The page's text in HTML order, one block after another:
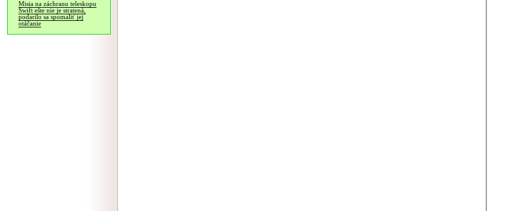
Misia na záchranu teleskopu
Swift ešte nie je stratená,
podarilo sa spomaliť jej
otáčanie